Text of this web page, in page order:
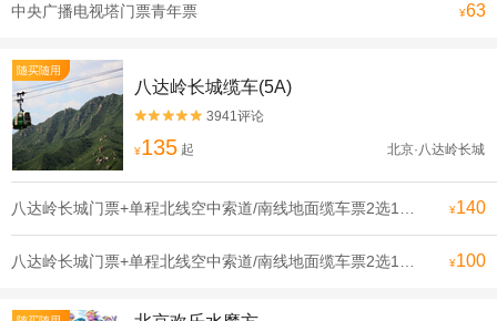
中央广播电视塔门票青年票 ¥63
随买随用
八达岭长城缆车(5A)

 3941评论
¥135 起 北京·八达岭长城
¥140
¥100